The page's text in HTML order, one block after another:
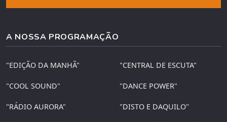
A NOSSA PROGRAMAÇÃO
"EDIÇÃO DA MANHÃ" "CENTRAL DE ESCUTA"
"COOL SOUND" "DANCE POWER"
"RÁDIO AURORA" "DISTO E DAQUILO"